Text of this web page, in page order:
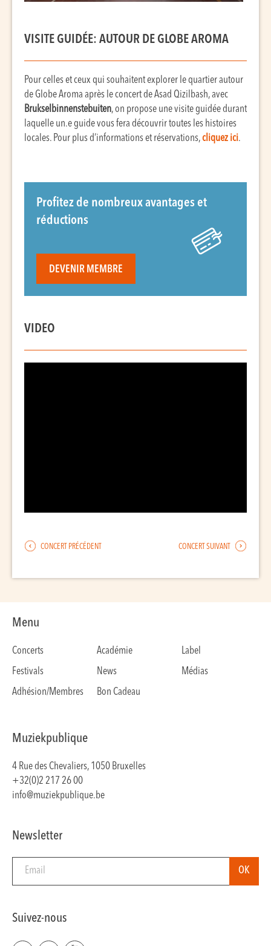
VISITE GUIDÉE: AUTOUR DE GLOBE AROMA
Pour celles et ceux qui souhaitent explorer le quartier autour
de Globe Aroma après le concert de Asad Qizilbash, avec
Brukselbinnenstebuiten, on propose une visite guidée durant
laquelle un.e guide vous fera découvrir toutes les histoires
locales. Pour plus d’informations et réservations,cliquez ici.
Profitez de nombreux avantages et
réductions
DEVENIR MEMBRE
VIDEO
CONCERT PRÉCÉDENT CONCERT SUIVANT
Menu
Concerts Académie
Label
Festivals
News
Médias
Adhésion/Membres
Bon Cadeau
Muziekpublique
4 Rue des Chevaliers, 1050 Bruxelles
+32(0)2 217 26 00
info@muziekpublique.be
Newsletter
Suivez-nous